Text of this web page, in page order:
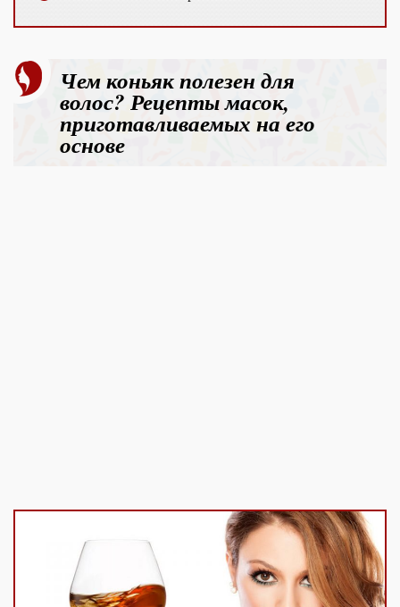
Чем коньяк полезен для
волос? Рецепты масок,
приготавливаемых на его
основе